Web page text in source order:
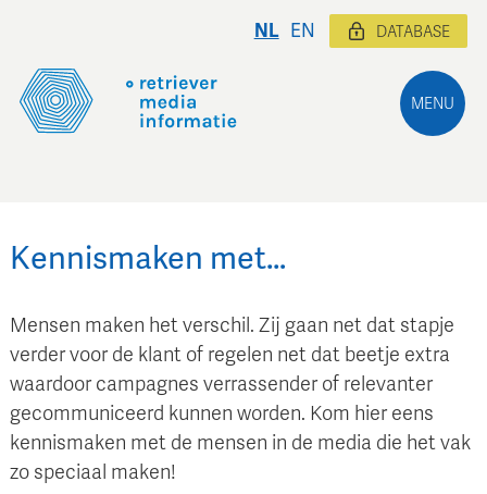
MENU
NL EN DATABASE
Kennismaken met…
Mensen maken het verschil. Zij gaan net dat stapje
verder voor de klant of regelen net dat beetje extra
waardoor campagnes verrassender of relevanter
gecommuniceerd kunnen worden. Kom hier eens
kennismaken met de mensen in de media die het vak
zo speciaal maken!